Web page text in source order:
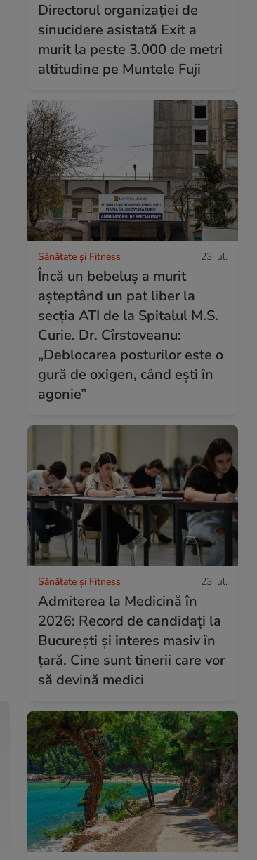
Directorul organizației de
sinucidere asistată Exit a
murit la peste 3.000 de metri
altitudine pe Muntele Fuji
Sănătate și Fitness 23 iul.
Încă un bebeluș a murit
așteptând un pat liber la
secția ATI de la Spitalul M.S.
Curie. Dr. Cîrstoveanu:
„Deblocarea posturilor este o
gură de oxigen, când ești în
agonie”
Sănătate și Fitness 23 iul.
Admiterea la Medicină în
2026: Record de candidați la
București și interes masiv în
țară. Cine sunt tinerii care vor
să devină medici